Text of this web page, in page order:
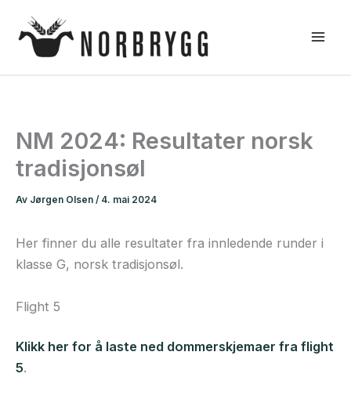
rett
NM 2024: Resultater norsk
tradisjonsøl
Av Jørgen Olsen / 4. mai 2024
Her finner du alle resultater fra innledende runder i
klasse G, norsk tradisjonsøl.
Flight 5
Klikk her for å laste ned dommerskjemaer fra flight
5.